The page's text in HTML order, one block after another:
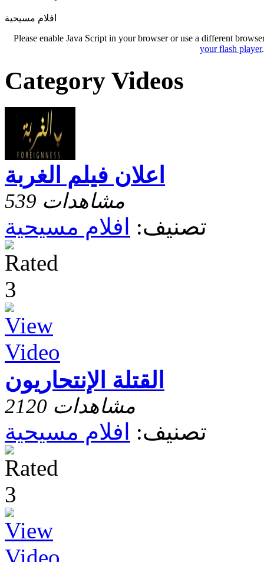
افلام مسيحية
Please enable Java Script in your browser or use a different
your flash player.
Category Videos
اعلان فيلم الغربة
539 مشاهدات
تصنيف: افلام مسيحية
القتلة الإنتحاريون
2120 مشاهدات
تصنيف: افلام مسيحية